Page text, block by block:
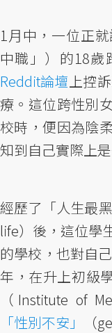
1月中，一位正
中職」）的18歲
Reddit論壇 上控
療。這位跨性別
校時，便因為陰
知到自己實際上
經歷了「人生最
life）後，這位學
的學校，也對自
年，在升上初級
（Institute of
「性別不安」
（